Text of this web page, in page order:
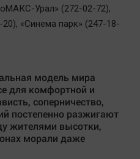
Урал» (272-02-72),
«Синема парк» (247-18-
модель мира
для комфортной и
соперничество,
постепенно разжигают
жителями высотки,
морали даже